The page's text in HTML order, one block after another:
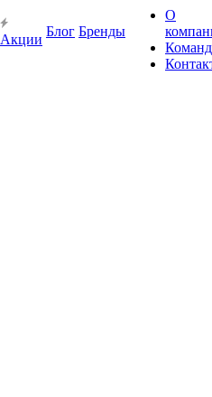
Акции
Блог Бренды
О